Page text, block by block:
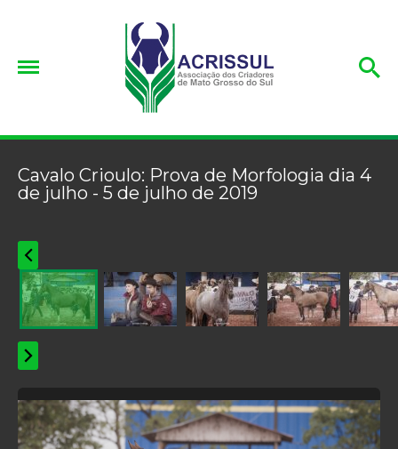
Cavalo Crioulo: Prova de Morfologia dia 4
de julho - 5 de julho de 2019